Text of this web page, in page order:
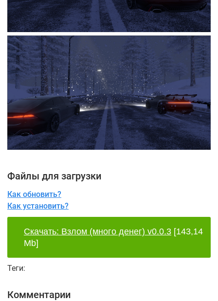
Файлы для загрузки
Как обновить?
Как установить?
Скачать: Взлом (много денег) v0.0.3 [143,14
Mb]
Теги:
Комментарии